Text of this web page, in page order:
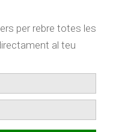
per rebre totes les
al teu